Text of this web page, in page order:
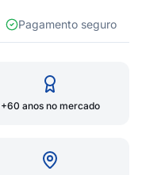
Pagamento seguro
+60 anos no mercado